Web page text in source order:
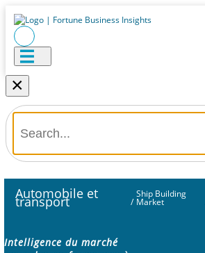
×
Automobile et
transport /
Ship Building
Market
Intelligence du marché